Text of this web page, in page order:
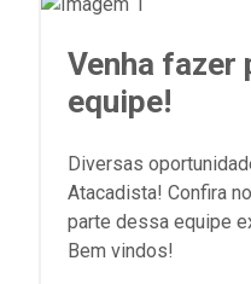
Venha fazer
equipe!
Diversas
Atacadista! Confira
parte dessa equipe
Bem vindos!